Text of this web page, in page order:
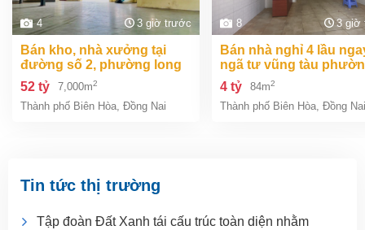
4 3 giờ trước
bán kho, nhà xưởng tại
đường số 2, phường long
bình, thành phố biên hòa,
đồng nai giá 52 tỷ
52 tỷ 7,000m2
Thành phố Biên Hòa, Đồng Nai
8 3 giờ
bán nhà nghỉ 4 lầu ngay
ngã tư vũng tàu
an bình biên hòa đồng
giá chỉ 4 tỷ
4 tỷ 84m2
Thành phố Biên Hòa, Đồng Nai
Tin tức thị trường
Tập đoàn Đất Xanh tái cấu trúc toàn diện nhằm